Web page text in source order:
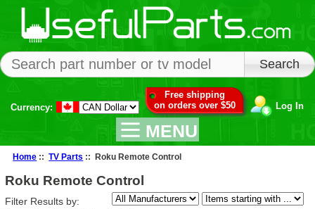
Currency:
Free shipping
on orders over $50
Log In
MENU
Home ::TV Parts :: Roku Remote Control
Roku Remote Control
Filter Results by: